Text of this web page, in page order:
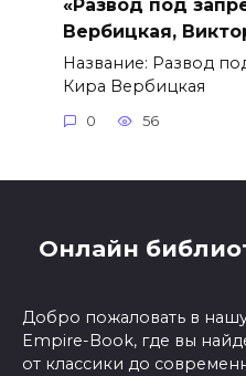
«Развод под
Вербицкая,
Название: Развод
Кира Вербицкая
0 56
Онлайн
Добро пожаловать в
Empire-Book, где вы
от классики до